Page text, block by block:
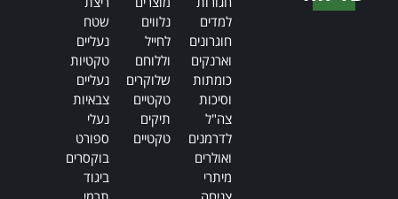
למדים
חוגרונים
וארנקים
כומתות
וסיכות
צה"ל
לדרמנים
ואולרים
מיתרי
נלווים
לחייל
וללוחם
שלוקרים
טקטיים
תיקים
טקטיים
שטח
נעליים
טקטיות
נעליים
צבאיות
נעלי
ספורט
בוקסרים
ביגוד